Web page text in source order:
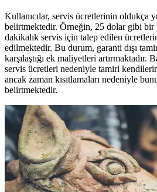
Kullanıcılar, servis ücretlerinin oldukça
belirtmektedir. Örneğin, 25 dolar gibi bir
dakikalık servis için talep edilen
edilmektedir. Bu durum, garanti dışı
karşılaştığı ek maliyetleri artırmaktadır.
servis ücretleri nedeniyle tamiri
ancak zaman kısıtlamaları nedeniyle
belirtmektedir.